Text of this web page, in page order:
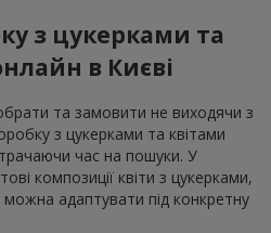
з цукерками та
в Києві
та замовити не виходячи з
з цукерками та квітами
час на пошуки. У
композиції квіти з цукерками,
можна адаптувати під конкретну